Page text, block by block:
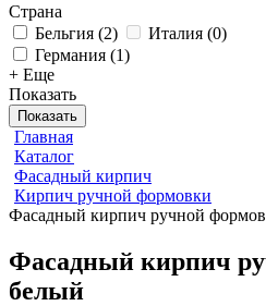
Страна
Бельгия (2) Италия (0)
Германия (1)
+ Еще
Показать
Показать
Главная
Каталог
Фасадный кирпич
Кирпич ручной формовки
Фасадный кирпич ручной
Фасадный кирпич
белый